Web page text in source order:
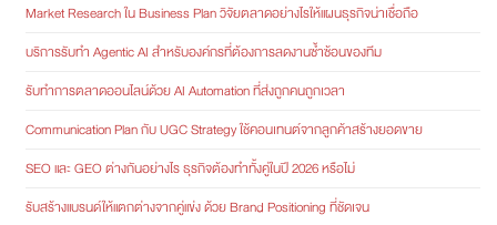
Market Research ใน Business Plan วิจัยตลาดอย่างไรให้แผนธุรกิจน่าเชื่อถือ
บริการรับทำ Agentic AI สำหรับองค์กรที่ต้องการลดงานซ้ำซ้อนของทีม
รับทำการตลาดออนไลน์ด้วย AI Automation ที่ส่งถูกคนถูกเวลา
Communication Plan กับ UGC Strategy ใช้คอนเทนต์จากลูกค้าสร้างยอดขาย
SEO และ GEO ต่างกันอย่างไร ธุรกิจต้องทำทั้งคู่ในปี 2026 หรือไม่
รับสร้างแบรนด์ให้แตกต่างจากคู่แข่ง ด้วย Brand Positioning ที่ชัดเจน